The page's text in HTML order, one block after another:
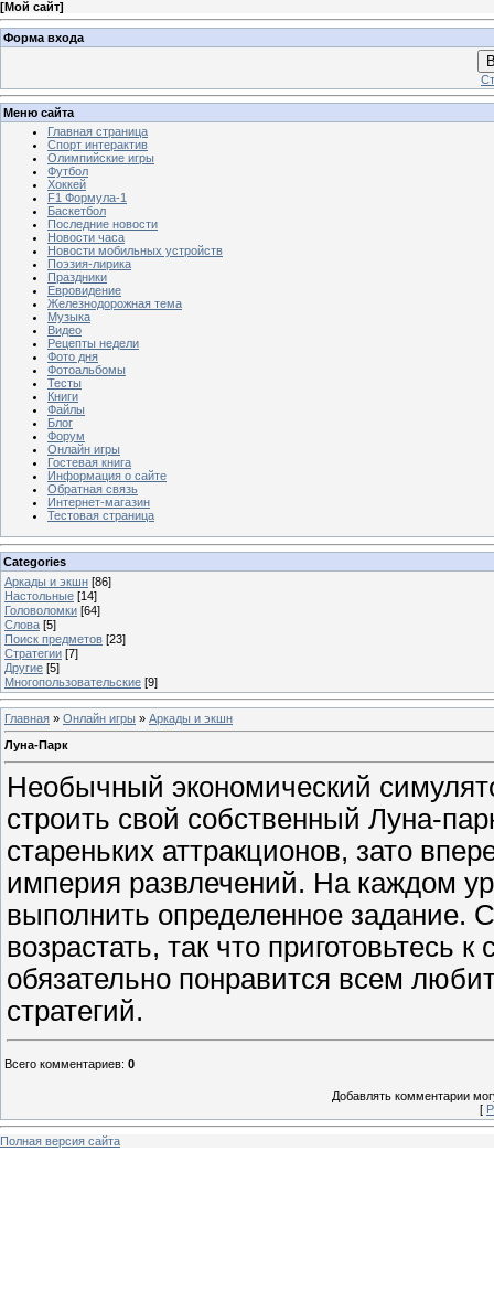
[Мой сайт]
Форма входа
Меню сайта
Главная страница
Спорт интерактив
Олимпийские игры
Футбол
Хоккей
F1 Формула-1
Баскетбол
Последние новости
Новости часа
Новости мобильных устройств
Поэзия-лирика
Праздники
Евровидение
Железнодорожная тема
Музыка
Видео
Рецепты недели
Фото дня
Фотоальбомы
Тесты
Книги
Файлы
Блог
Форум
Онлайн игры
Гостевая книга
Информация о сайте
Обратная связь
Интернет-магазин
Тестовая страница
Categories
Аркады и экшн [86]
Настольные [14]
Головоломки [64]
Слова [5]
Поиск предметов [23]
Стратегии [7]
Другие [5]
Многопользовательские [9]
Главная » Онлайн игры » Аркады и экшн
Луна-Парк
Необычный экономический
строить свой собственный Луна-
стареньких аттракционов, зато
империя развлечений. На каждом
выполнить определенное задание.
возрастать, так что приготовьтесь
обязательно понравится всем
стратегий.
Всего комментариев: 0
Добавлять комментарии
[
Полная версия сайта